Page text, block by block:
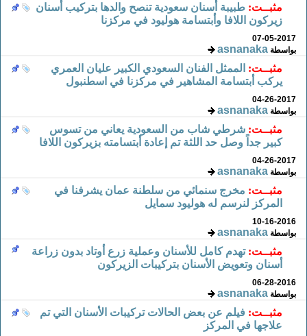
مثبــت: طبيبة أسنان سعودية تنصح والدها بتركيب أسنان
زيركون اللافا وأبتسامة هوليود في مركزنا
07-05-2017
بواسطةasnanaka
مثبــت: الممثل الفنان السعودي الكبير عليان العمري
يركب أبتسامة المشاهير في مركزنا في اسطنبول
04-26-2017
بواسطةasnanaka
مثبــت: شرطي شاب من السعودية يعاني من تسوس
كبير جداً وصل حد اللثة تم إعادة أبتسامته بزيركون اللافا
04-26-2017
بواسطةasnanaka
مثبــت: مخرج سنمائي من سلطنة عمان يشرفنا في
المركز لنرسم له هوليود سمايل
10-16-2016
بواسطةasnanaka
مثبــت: تهدم كامل للأسنان وعملية زرع أوتاد بدون زراعة
أسنان وتعويض الأسنان بتركيبات الزيركون
06-28-2016
بواسطةasnanaka
مثبــت: فيلم عن بعض الحالات تركيبات الأسنان التي تم
علاجها في المركز